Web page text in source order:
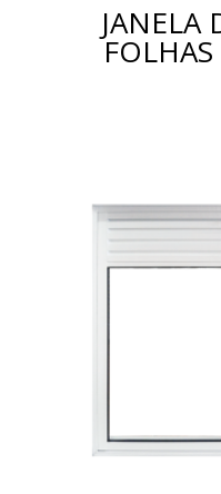
JANELA